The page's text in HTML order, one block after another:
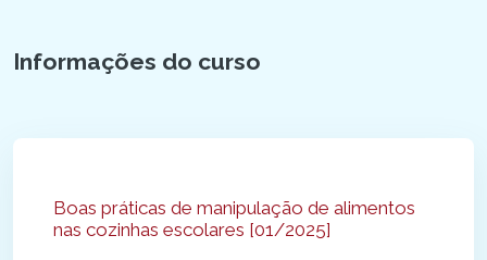
Informações do curso
Boas práticas de manipulação de alimentos
nas cozinhas escolares [01/2025]